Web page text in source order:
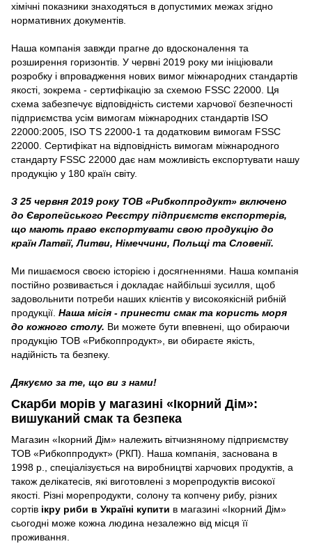
хімічні показники знаходяться в допустимих межах згідно
нормативних документів.
Наша компанія завжди прагне до вдосконалення та
розширення горизонтів. У червні 2019 року ми ініціювали
розробку і впровадження нових вимог міжнародних стандартів
якості, зокрема - сертифікацію за схемою FSSC 22000. Ця
схема забезпечує відповідність системи харчової безпечності
підприємства усім вимогам міжнародних стандартів ISO
22000:2005, ISO TS 22000-1 та додатковим вимогам FSSC
22000. Сертифікат на відповідність вимогам міжнародного
стандарту FSSC 22000 дає нам можливість експортувати нашу
продукцію у 180 країн світу.
З 25 червня 2019 року ТОВ «Рибкоппродукт» включено
до Європейського Реєстру підприємств експортерів,
що мають право експортувати свою продукцію до
країн Латвії, Литви, Німеччини, Польщі та Словенії.
Ми пишаємося своєю історією і досягненнями. Наша компанія
постійно розвивається і докладає найбільші зусилля, щоб
задовольнити потреби наших клієнтів у високоякісній рибній
продукції. Наша місія - принести смак та користь моря
до кожного столу. Ви можете бути впевнені, що обираючи
продукцію ТОВ «Рибкоппродукт», ви обираєте якість,
надійність та безпеку.
Дякуємо за те, що ви з нами!
Скарби морів у магазині «Ікорний Дім»:
вишуканий смак та безпека
Магазин «Ікорний Дім» належить вітчизняному підприємству
ТОВ «Рибкоппродукт» (РКП). Наша компанія, заснована в
1998 р., спеціалізується на виробництві харчових продуктів, а
також делікатесів, які виготовлені з морепродуктів високої
якості. Різні морепродукти, солону та копчену рибу, різних
сортів ікру риби в Україні купити в магазині «Ікорний Дім»
сьогодні може кожна людина незалежно від місця її
проживання.